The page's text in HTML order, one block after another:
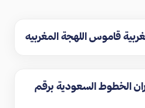
قاموس اللهجة المغربيه
الخطوط السعودية برقم